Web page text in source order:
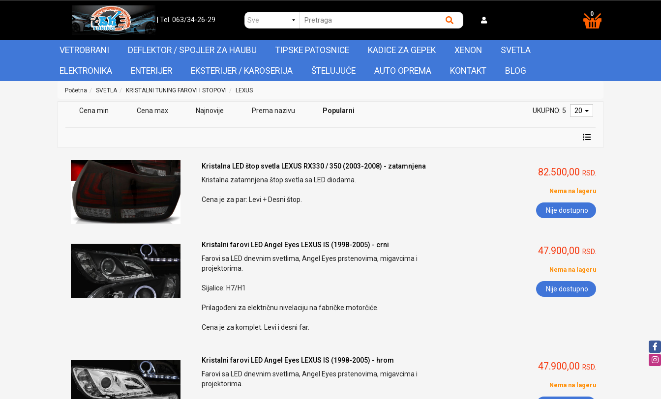
| Tel. 063/34-26-29
0
VETROBRANI DEFLEKTOR / SPOJLER ZA HAUBU TIPSKE PATOSNICE KADICE ZA GEPEK XENON SVETLA
ELEKTRONIKA ENTERIJER EKSTERIJER / KAROSERIJA ŠTELUJUĆE AUTO OPREMA KONTAKT BLOG
Početna SVETLA KRISTALNI TUNING FAROVI I STOPOVI LEXUS
Cena min Cena max Najnovije Prema nazivu Popularni UKUPNO: 5 20
Kristalna LED štop svetla LEXUS RX330 / 350 (2003-2008) - zatamnjena
Kristalna zatamnjena štop svetla sa LED diodama.
Cena je za par: Levi + Desni štop.
82.500,00 RSD.
Nema na lageru
Nije dostupno
Kristalni farovi LED Angel Eyes LEXUS IS (1998-2005) - crni
Farovi sa LED dnevnim svetlima, Angel Eyes prstenovima, migavcima i
projektorima.
Sijalice: H7/H1
Prilagođeni za električnu nivelaciju na fabričke motorčiće.
Cena je za komplet: Levi i desni far.
47.900,00 RSD.
Nema na lageru
Nije dostupno
Kristalni farovi LED Angel Eyes LEXUS IS (1998-2005) - hrom
Farovi sa LED dnevnim svetlima, Angel Eyes prstenovima, migavcima i
projektorima.
47.900,00 RSD.
Nema na lageru